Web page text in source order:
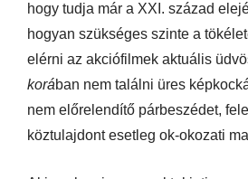
hogy tudja már a XXI. század
hogyan szükséges szinte a
elérni az akciófilmek aktuális
korában nem találni üres
nem előrelendítő párbeszédet,
köztulajdont esetleg ok-okozati